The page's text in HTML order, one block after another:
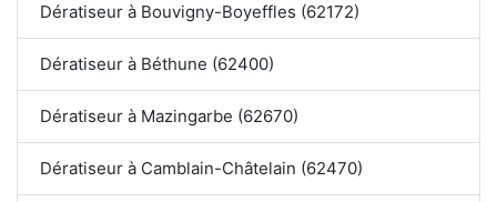
Dératiseur à Bouvigny-Boyeffles (62172)
Dératiseur à Béthune (62400)
Dératiseur à Mazingarbe (62670)
Dératiseur à Camblain-Châtelain (62470)